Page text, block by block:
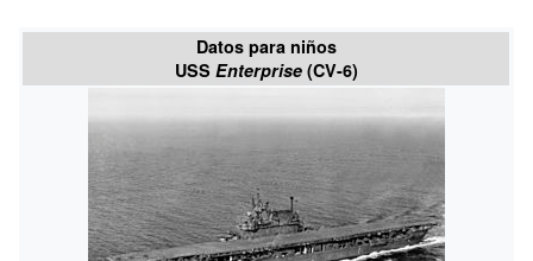
Datos para niños
USS Enterprise(CV-6)